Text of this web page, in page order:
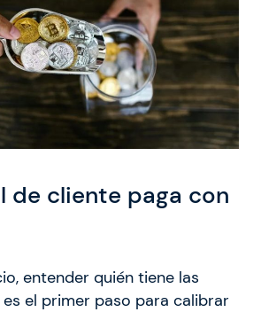
de cliente paga con
entender quién tiene las
el primer paso para calibrar